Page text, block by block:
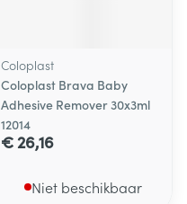
Coloplast
Coloplast Brava Baby
Adhesive Remover 30x3ml
12014
€ 26,16
Niet beschikbaar